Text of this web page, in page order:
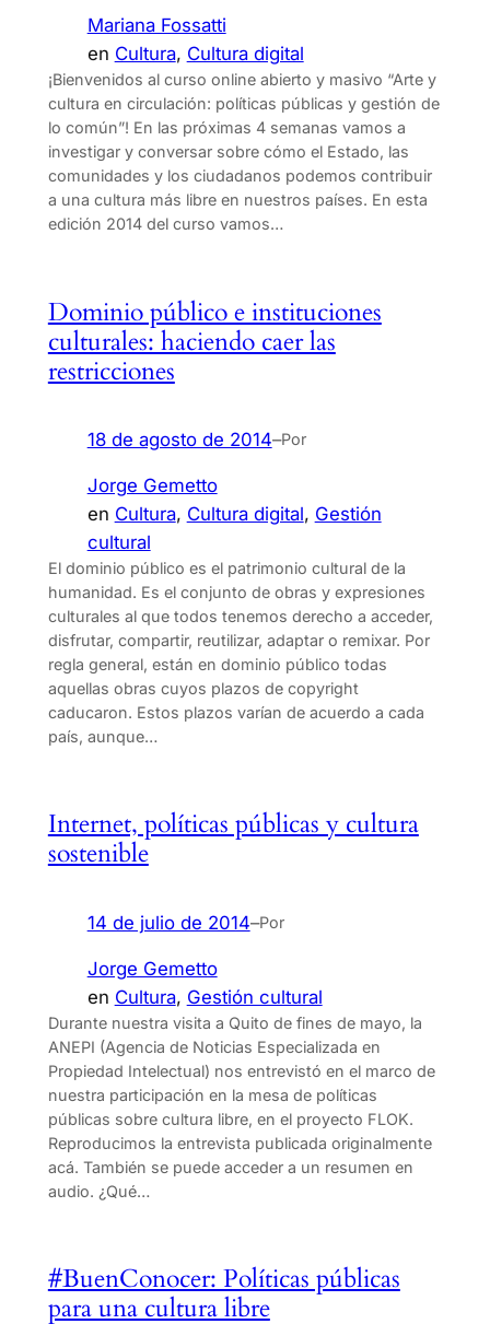
Mariana Fossatti
en Cultura, Cultura digital
¡Bienvenidos al curso online abierto y masivo “Arte y
cultura en circulación: políticas públicas y gestión de
lo común”! En las próximas 4 semanas vamos a
investigar y conversar sobre cómo el Estado, las
comunidades y los ciudadanos podemos contribuir
a una cultura más libre en nuestros países. En esta
edición 2014 del curso vamos…
Dominio público e instituciones
culturales: haciendo caer las
restricciones
18 de agosto de 2014–Por
Jorge Gemetto
en Cultura, Cultura digital, Gestión
cultural
El dominio público es el patrimonio cultural de la
humanidad. Es el conjunto de obras y expresiones
culturales al que todos tenemos derecho a acceder,
disfrutar, compartir, reutilizar, adaptar o remixar. Por
regla general, están en dominio público todas
aquellas obras cuyos plazos de copyright
caducaron. Estos plazos varían de acuerdo a cada
país, aunque…
Internet, políticas públicas y cultura
sostenible
14 de julio de 2014–Por
Jorge Gemetto
en Cultura, Gestión cultural
Durante nuestra visita a Quito de fines de mayo, la
ANEPI (Agencia de Noticias Especializada en
Propiedad Intelectual) nos entrevistó en el marco de
nuestra participación en la mesa de políticas
públicas sobre cultura libre, en el proyecto FLOK.
Reproducimos la entrevista publicada originalmente
acá. También se puede acceder a un resumen en
audio. ¿Qué…
#BuenConocer: Políticas públicas
para una cultura libre